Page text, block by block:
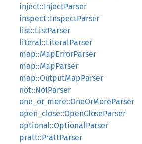
inject::InjectParser
inspect::InspectParser
list::ListParser
literal::LiteralParser
map::MapErrorParser
map::MapParser
map::OutputMapParser
not::NotParser
one_or_more::OneOrMoreParser
open_close::OpenCloseParser
optional::OptionalParser
pratt::PrattParser